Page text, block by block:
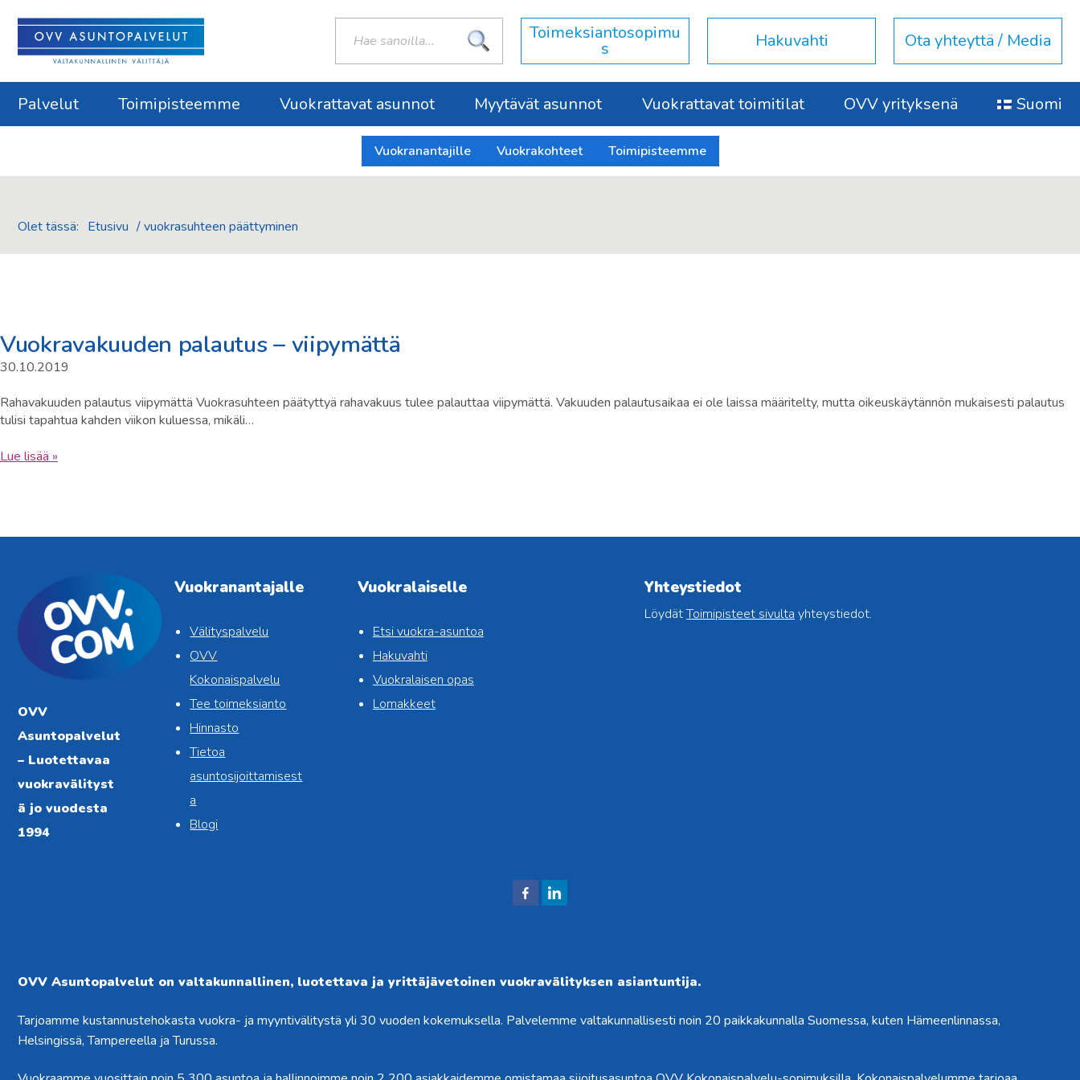
Toimeksiantosopimu
s Hakuvahti Ota yhteyttä / Media
Palvelut Toimipisteemme Vuokrattavat asunnot Myytävät asunnot Vuokrattavat toimitilat OVV yrityksenä Suomi
Vuokranantajille Vuokrakohteet Toimipisteemme
Olet tässä: Etusivu /vuokrasuhteen päättyminen
Vuokravakuuden palautus – viipymättä
30.10.2019
Rahavakuuden palautus viipymättä Vuokrasuhteen päätyttyä rahavakuus tulee palauttaa viipymättä. Vakuuden palautusaikaa ei ole laissa määritelty, mutta oikeuskäytännön mukaisesti palautus
tulisi tapahtua kahden viikon kuluessa, mikäli…
Lue lisää »
OVV
Asuntopalvelut
– Luotettavaa
vuokravälityst
ä jo vuodesta
1994
Vuokranantajalle
Välityspalvelu
OVV
Kokonaispalvelu
Tee toimeksianto
Hinnasto
Tietoa
asuntosijoittamisest
a
Blogi
Vuokralaiselle
Etsi vuokra-asuntoa
Hakuvahti
Vuokralaisen opas
Lomakkeet
Yhteystiedot
LöydätToimipisteet sivulta yhteystiedot.
J
sa
OVV Asuntopalvelut on valtakunnallinen, luotettava ja yrittäjävetoinen vuokravälityksen asiantuntija.
Tarjoamme kustannustehokasta vuokra- ja myyntivälitystä yli 30 vuoden kokemuksella. Palvelemme valtakunnallisesti noin 20 paikkakunnalla Suomessa, kuten Hämeenlinnassa,
Helsingissä, Tampereella ja Turussa.